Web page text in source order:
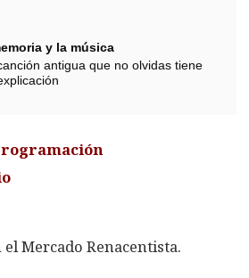
y la música
antigua que no olvidas tiene
el Mercado Renacentista.